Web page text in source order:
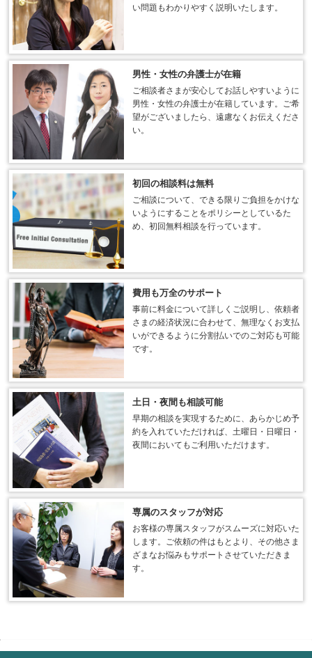
い問題もわかりやすく説明いたします。
男性・女性の弁護士が在籍
ご相談者さまが安心してお話しやすいように
男性・女性の弁護士が在籍しています。ご希
望がございましたら、遠慮なくお伝えくださ
い。
初回の相談料は無料
ご相談について、できる限りご負担をかけな
いようにすることをポリシーとしているた
め、初回無料相談を行っています。
費用も万全のサポート
事前に料金について詳しくご説明し、依頼者
さまの経済状況に合わせて、無理なくお支払
いができるように分割払いでのご対応も可能
です。
土日・夜間も相談可能
早期の相談を実現するために、あらかじめ予
約を入れていただければ、土曜日・日曜日・
夜間においてもご利用いただけます。
専属のスタッフが対応
お客様の専属スタッフがスムーズに対応いた
します。ご依頼の件はもとより、その他さま
ざまなお悩みもサポートさせていただきま
す。